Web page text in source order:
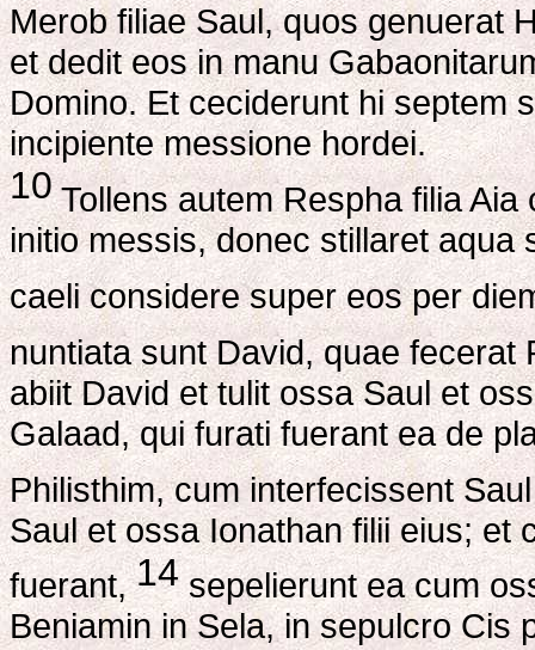
Merob filiae Saul, quos genuerat
et dedit eos in manu
Domino. Et ceciderunt hi septem
incipiente messione hordei.
10Tollens autem Respha filia
initio messis, donec stillaret
caeli considere super eos per
nuntiata sunt David, quae
abiit David et tulit ossa Saul et
Galaad, qui furati fuerant ea de
Philisthim, cum interfecissent
Saul et ossa Ionathan filii eius; et
fuerant,14sepelierunt ea cum
Beniamin in Sela, in sepulcro Cis